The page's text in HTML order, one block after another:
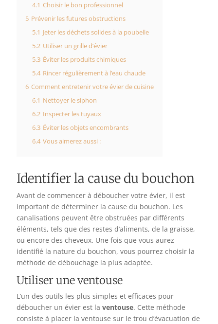
4.1 Choisir le bon professionnel
5 Prévenir les futures obstructions
5.1 Jeter les déchets solides à la poubelle
5.2 Utiliser un grille d’évier
5.3 Éviter les produits chimiques
5.4 Rincer régulièrement à l’eau chaude
6 Comment entretenir votre évier de cuisine
6.1 Nettoyer le siphon
6.2 Inspecter les tuyaux
6.3 Éviter les objets encombrants
6.4 Vous aimerez aussi :
Identifier la cause du bouchon
Avant de commencer à déboucher votre évier, il est
important de déterminer la cause du bouchon. Les
canalisations peuvent être obstruées par différents
éléments, tels que des restes d’aliments, de la graisse,
ou encore des cheveux. Une fois que vous aurez
identifié la nature du bouchon, vous pourrez choisir la
méthode de débouchage la plus adaptée.
Utiliser une ventouse
L’un des outils les plus simples et efficaces pour
déboucher un évier est la ventouse. Cette méthode
consiste à placer la ventouse sur le trou d’évacuation de